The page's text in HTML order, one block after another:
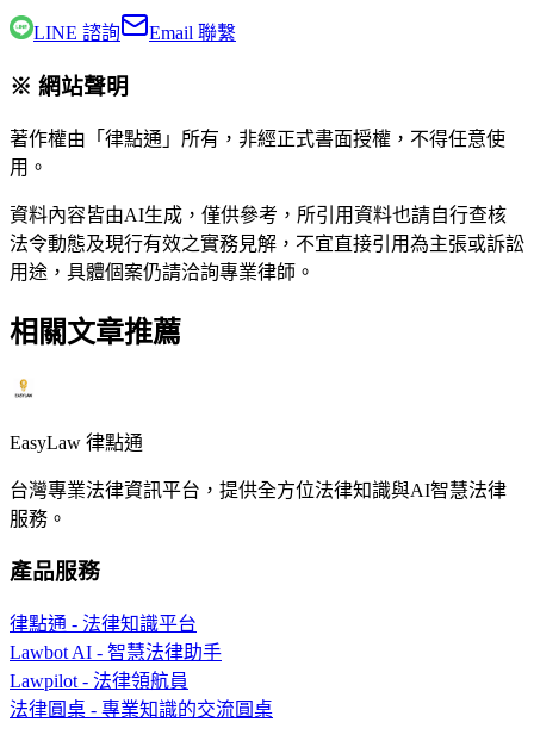
LINE 諮詢 Email 聯繫
※ 網站聲明
著作權由「律點通」所有，非經正式書面授權，不得任意使
用。
資料內容皆由AI生成，僅供參考，所引用資料也請自行查核
法令動態及現行有效之實務見解，不宜直接引用為主張或訴訟
用途，具體個案仍請洽詢專業律師。
相關文章推薦
EasyLaw 律點通
台灣專業法律資訊平台，提供全方位法律知識與AI智慧法律
服務。
產品服務
律點通 - 法律知識平台
Lawbot AI - 智慧法律助手
Lawpilot - 法律領航員
法律圓桌 - 專業知識的交流圓桌